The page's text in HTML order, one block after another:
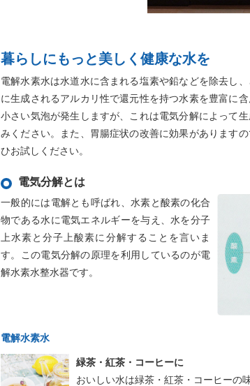
暮らしにもっと美しく健康な水を
電解水素水は水道水に含まれる塩素や鉛などを除去し
に生成されるアルカリ性で還元性を持つ水素を豊富に
小さい気泡が発生しますが、これは電気分解によって
みください。また、胃腸症状の改善に効果があります
ひお試しください。
電気分解とは
一般的には電解とも呼ばれ、水素と酸素の化合
物である水に電気エネルギーを与え、水を分子
上水素と分子上酸素に分解することを言いま
す。この電気分解の原理を利用しているのが電
解水素水整水器です。
電解水素水
緑茶・紅茶・コーヒーに
おいしい水は緑茶・紅茶・コーヒーの